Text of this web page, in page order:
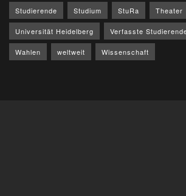
Studierende Studium StuRa Theater
Universität Heidelberg Verfasste
Wahlen weltweit Wissenschaft